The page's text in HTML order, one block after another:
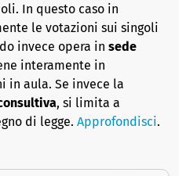
In questo caso in
le votazioni sui singoli
invece opera in sede
interamente in
in aula. Se invece la
, si limita a
di legge. Approfondisci.